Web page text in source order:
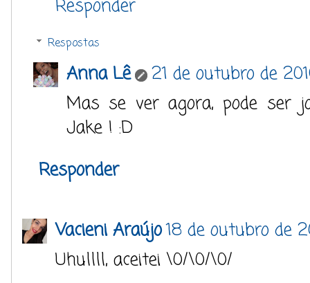
Responder
Respostas
Anna Lê
21 de outubro de
Mas se ver agora, pode ser
Jake ! :D
Responder
Vacieni Araújo18 de outubro de
Uhullll, aceitei \0/\0/\0/